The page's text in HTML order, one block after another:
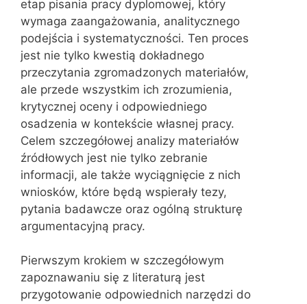
etap pisania pracy dyplomowej, który
wymaga zaangażowania, analitycznego
podejścia i systematyczności. Ten proces
jest nie tylko kwestią dokładnego
przeczytania zgromadzonych materiałów,
ale przede wszystkim ich zrozumienia,
krytycznej oceny i odpowiedniego
osadzenia w kontekście własnej pracy.
Celem szczegółowej analizy materiałów
źródłowych jest nie tylko zebranie
informacji, ale także wyciągnięcie z nich
wniosków, które będą wspierały tezy,
pytania badawcze oraz ogólną strukturę
argumentacyjną pracy.
Pierwszym krokiem w szczegółowym
zapoznawaniu się z literaturą jest
przygotowanie odpowiednich narzędzi do